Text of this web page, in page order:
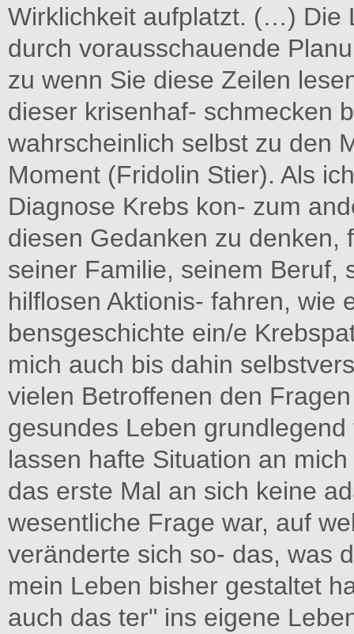
Wirklichkeit aufplatzt. (…) Die
durch vorausschauende
zu wenn Sie diese Zeilen
dieser krisenhaf- schmecken
wahrscheinlich selbst zu den
Moment (Fridolin Stier). Als
Diagnose Krebs kon- zum
diesen Gedanken zu denken,
seiner Familie, seinem Beruf,
hilflosen Aktionis- fahren, wie
bensgeschichte ein/e
mich auch bis dahin
vielen Betroffenen den
gesundes Leben
lassen hafte Situation an
das erste Mal an sich keine
wesentliche Frage war, auf
veränderte sich so- das, was
mein Leben bisher gestaltet
auch das ter" ins eigene